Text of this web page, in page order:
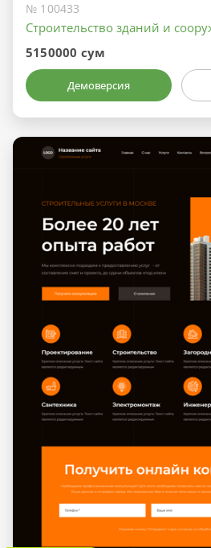
№ 100433
Строительство зданий и
5150000 сум
Демоверсия